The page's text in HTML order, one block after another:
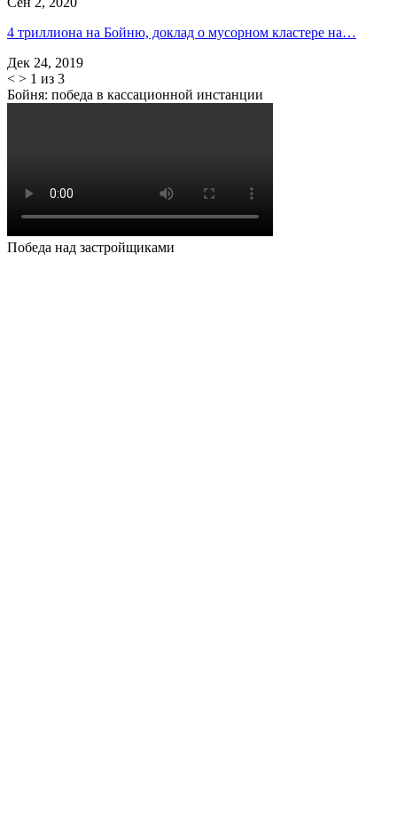
4 триллиона на Бойню, доклад о мусорном кластере на…
Дек 24, 2019
< > 1 из 3
Бойня: победа в кассационной инстанции
Победа над застройщиками